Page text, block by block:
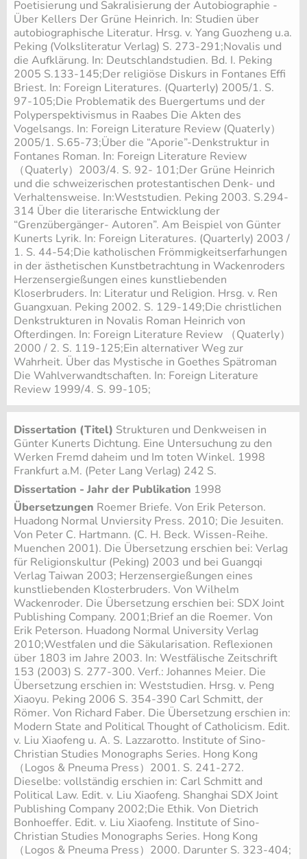
Poetisierung und Sakralisierung der Autobiographie -
Über Kellers Der Grüne Heinrich. In: Studien über
autobiographische Literatur. Hrsg. v. Yang Guozheng u.a.
Peking (Volksliteratur Verlag) S. 273-291;Novalis und
die Aufklärung. In: Deutschlandstudien. Bd. I. Peking
2005 S.133-145;Der religiöse Diskurs in Fontanes Effi
Briest. In: Foreign Literatures. (Quarterly) 2005/1. S.
97-105;Die Problematik des Buergertums und der
Polyperspektivismus in Raabes Die Akten des
Vogelsangs. In: Foreign Literature Review (Quaterly）
2005/1. S.65-73;Über die “Aporie”-Denkstruktur in
Fontanes Roman. In: Foreign Literature Review
（Quaterly）2003/4. S. 92- 101;Der Grüne Heinrich
und die schweizerischen protestantischen Denk- und
Verhaltensweise. In:Weststudien. Peking 2003. S.294-
314 Über die literarische Entwicklung der
“Grenzübergänger- Autoren”. Am Beispiel von Günter
Kunerts Lyrik. In: Foreign Literatures. (Quarterly) 2003 /
1. S. 44-54;Die katholischen Frömmigkeitserfarhungen
in der ästhetischen Kunstbetrachtung in Wackenroders
Herzensergießungen eines kunstliebenden
Kloserbruders. In: Literatur und Religion. Hrsg. v. Ren
Guangxuan. Peking 2002. S. 129-149;Die christlichen
Denkstrukturen in Novalis Roman Heinrich von
Ofterdingen. In: Foreign Literature Review （Quaterly）
2000 / 2. S. 119-125;Ein alternativer Weg zur
Wahrheit. Über das Mystische in Goethes Spätroman
Die Wahlverwandtschaften. In: Foreign Literature
Review 1999/4. S. 99-105;
Dissertation (Titel) Strukturen und Denkweisen in
Günter Kunerts Dichtung. Eine Untersuchung zu den
Werken Fremd daheim und Im toten Winkel. 1998
Frankfurt a.M. (Peter Lang Verlag) 242 S.
Dissertation - Jahr der Publikation 1998
Übersetzungen Roemer Briefe. Von Erik Peterson.
Huadong Normal Unviersity Press. 2010; Die Jesuiten.
Von Peter C. Hartmann. (C. H. Beck. Wissen-Reihe.
Muenchen 2001). Die Übersetzung erschien bei: Verlag
für Religionskultur (Peking) 2003 und bei Guangqi
Verlag Taiwan 2003; Herzensergießungen eines
kunstliebenden Klosterbruders. Von Wilhelm
Wackenroder. Die Übersetzung erschien bei: SDX Joint
Publishing Company. 2001;Brief an die Roemer. Von
Erik Peterson. Huadong Normal University Verlag
2010;Westfalen und die Säkularisation. Reflexionen
über 1803 im Jahre 2003. In: Westfälische Zeitschrift
153 (2003) S. 277-300. Verf.: Johannes Meier. Die
Übersetzung erschien in: Weststudien. Hrsg. v. Peng
Xiaoyu. Peking 2006 S. 354-390 Carl Schmitt, der
Römer. Von Richard Faber. Die Übersetzung erschien in:
Modern State and Political Thought of Catholicism. Edit.
v. Liu Xiaofeng u. A. S. Lazzarotto. Institute of Sino-
Christian Studies Monographs Series. Hong Kong
（Logos & Pneuma Press）2001. S. 241-272.
Dieselbe: vollständig erschien in: Carl Schmitt and
Political Law. Edit. v. Liu Xiaofeng. Shanghai SDX Joint
Publishing Company 2002;Die Ethik. Von Dietrich
Bonhoeffer. Edit. v. Liu Xiaofeng. Institute of Sino-
Christian Studies Monographs Series. Hong Kong
（Logos & Pneuma Press）2000. Darunter S. 323-404;